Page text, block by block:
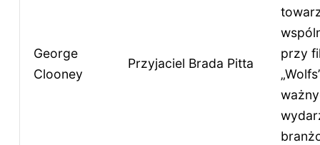
George
Clooney
Przyjaciel Brada Pitta
przy